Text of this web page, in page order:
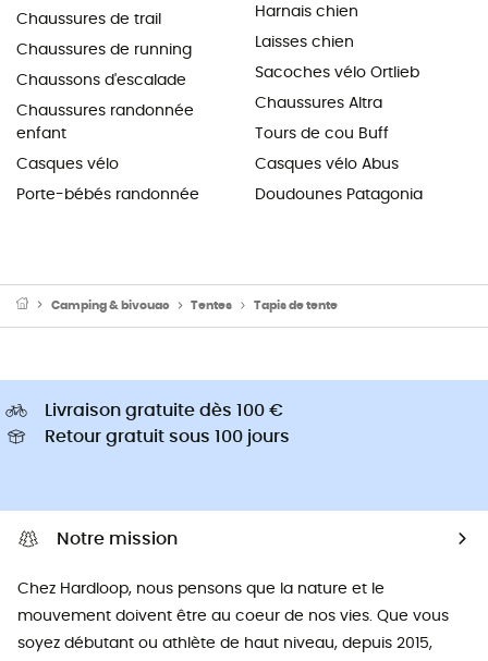
Chaussures de trail
Chaussures de running
Chaussons d'escalade
Chaussures randonnée
enfant
Casques vélo
Porte-bébés randonnée
Harnais chien
Laisses chien
Sacoches vélo Ortlieb
Chaussures Altra
Tours de cou Buff
Casques vélo Abus
Doudounes Patagonia
Camping & bivouac Tentes Tapis de tente
Livraison gratuite dès 100 €
Retour gratuit sous 100 jours
Notre mission
Chez Hardloop, nous pensons que la nature et le
mouvement doivent être au coeur de nos vies. Que vous
soyez débutant ou athlète de haut niveau, depuis 2015,